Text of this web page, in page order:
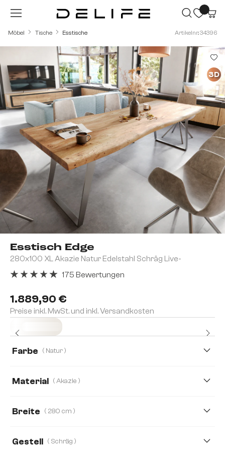
Zum Hauptinhalt springen
Möbel Tische Esstische Artikelnr.: 34396
Esstisch Edge
280x100 XL Akazie Natur Edelstahl Schräg Live-
1.889,90 €
Preise inkl. MwSt. und inkl. Versandkosten
175 Bewertungen
Farbe ( Natur )
Material ( Akazie )
Breite ( 280 cm )
Gestell ( Schräg )
Bildergalerie überspringen
3D